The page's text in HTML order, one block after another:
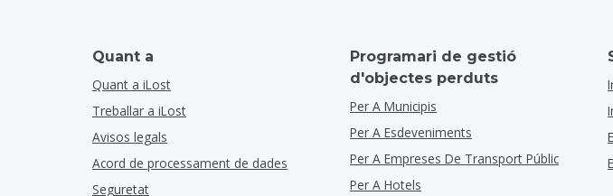
Quant a
Quant a iLost
Treballar a iLost
Avisos legals
Acord de processament de dades
Seguretat
Programari de gestió
d'objectes perduts
Per A Municipis
Per A Esdeveniments
Per A Empreses De Transport Públic
Per A Hotels